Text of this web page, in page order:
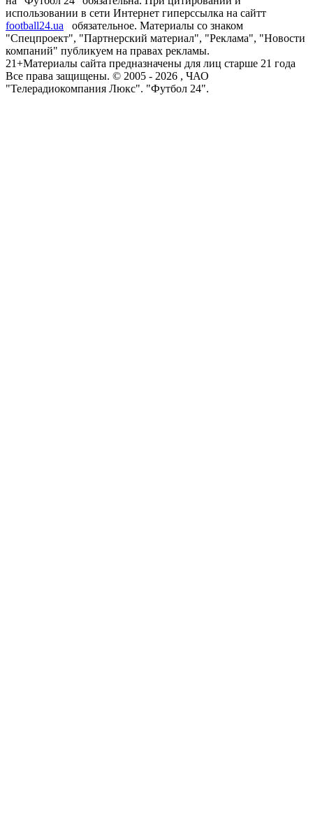
использовании в сети Интернет гиперссылка на сайтт
football24.ua
обязательное. Материалы со знаком
"Спецпроект", "Партнерский материал", "Реклама", "Новости
компаний" публикуем на правах рекламы.
21+Материалы сайта предназначены для лиц старше 21 года
Все права защищены. © 2005 - 2026 , ЧАО
"Телерадиокомпания Люкс". "Футбол 24".